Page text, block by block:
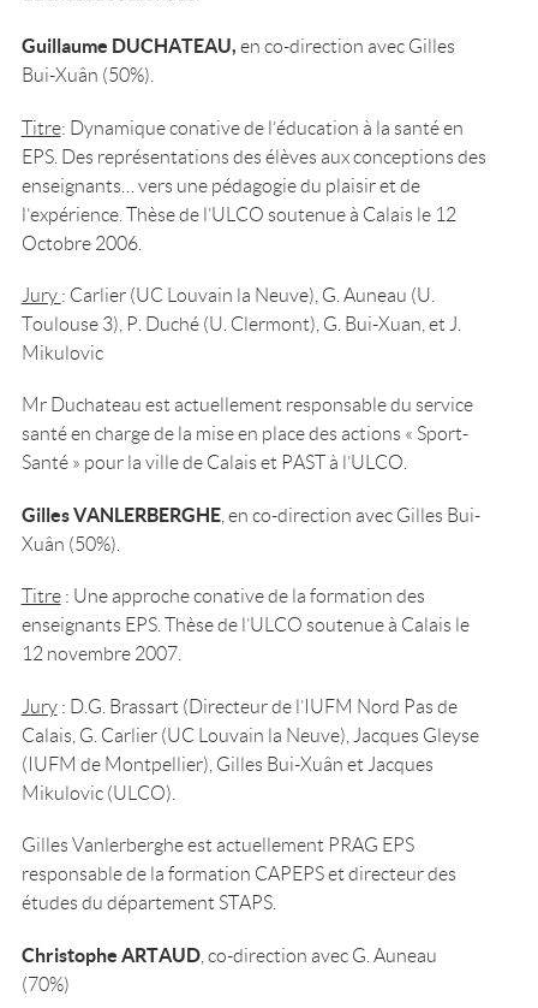
Guillaume DUCHATEAU, en co-direction avec Gilles
Bui-Xuân (50%).
Titre: Dynamique conative de l’éducation à la santé en
EPS. Des représentations des élèves aux conceptions des
enseignants… vers une pédagogie du plaisir et de
l’expérience. Thèse de l’ULCO soutenue à Calais le 12
Octobre 2006.
Jury : Carlier (UC Louvain la Neuve), G. Auneau (U.
Toulouse 3), P. Duché (U. Clermont), G. Bui-Xuan, et J.
Mikulovic
Mr Duchateau est actuellement responsable du service
santé en charge de la mise en place des actions « Sport-
Santé » pour la ville de Calais et PAST à l’ULCO.
Gilles VANLERBERGHE, en co-direction avec Gilles Bui-
Xuân (50%).
Titre: Une approche conative de la formation des
enseignants EPS. Thèse de l’ULCO soutenue à Calais le
12 novembre 2007.
Jury: D.G. Brassart (Directeur de l’IUFM Nord Pas de
Calais, G. Carlier (UC Louvain la Neuve), Jacques Gleyse
(IUFM de Montpellier), Gilles Bui-Xuân et Jacques
Mikulovic (ULCO).
Gilles Vanlerberghe est actuellement PRAG EPS
responsable de la formation CAPEPS et directeur des
études du département STAPS.
Christophe ARTAUD, co-direction avec G. Auneau
(70%)